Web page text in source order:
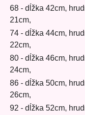
68 - dĺžka 42cm,
21cm,
74 - dĺžka 44cm,
22cm,
80 - dĺžka 46cm,
24cm,
86 - dĺžka 50cm,
26cm,
92 - dĺžka 52cm,